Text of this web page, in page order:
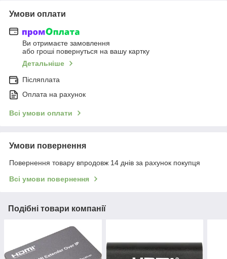
Умови оплати
Ви отримаєте замовлення
або гроші повернуться на вашу картку
Детальніше
Післяплата
Оплата на рахунок
Всі умови оплати
Умови повернення
Повернення товару впродовж 14 днів за рахунок покупця
Всі умови повернення
Подібні товари компанії